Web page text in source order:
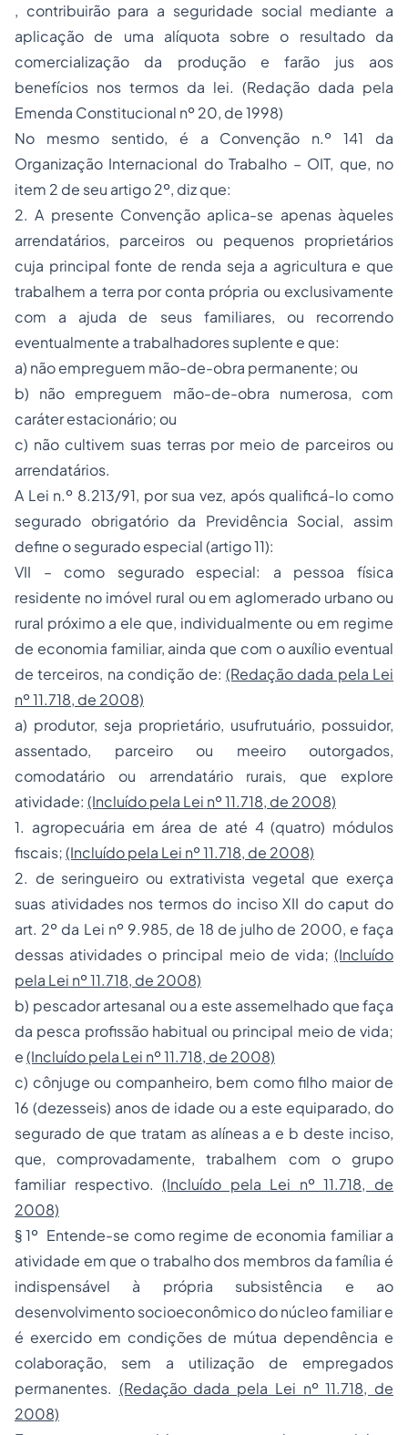
, contribuirão para a seguridade social mediante a
aplicação de uma alíquota sobre o resultado da
comercialização da produção e farão jus aos
benefícios nos termos da lei. (Redação dada pela
Emenda Constitucional nº 20, de 1998)
No mesmo sentido, é a Convenção n.º 141 da
Organização Internacional do Trabalho – OIT, que, no
item 2 de seu artigo 2º, diz que:
2. A presente Convenção aplica-se apenas àqueles
arrendatários, parceiros ou pequenos proprietários
cuja principal fonte de renda seja a agricultura e que
trabalhem a terra por conta própria ou exclusivamente
com a ajuda de seus familiares, ou recorrendo
eventualmente a trabalhadores suplente e que:
a) não empreguem mão-de-obra permanente; ou
b) não empreguem mão-de-obra numerosa, com
caráter estacionário; ou
c) não cultivem suas terras por meio de parceiros ou
arrendatários.
A Lei n.º 8.213/91, por sua vez, após qualificá-lo como
segurado obrigatório da Previdência Social, assim
define o segurado especial (artigo 11):
VII – como segurado especial: a pessoa física
residente no imóvel rural ou em aglomerado urbano ou
rural próximo a ele que, individualmente ou em regime
de economia familiar, ainda que com o auxílio eventual
de terceiros, na condição de: (Redação dada pela Lei
nº 11.718, de 2008)
a) produtor, seja proprietário, usufrutuário, possuidor,
assentado, parceiro ou meeiro outorgados,
comodatário ou arrendatário rurais, que explore
atividade: (Incluído pela Lei nº 11.718, de 2008)
1. agropecuária em área de até 4 (quatro) módulos
fiscais;(Incluído pela Lei nº 11.718, de 2008)
2. de seringueiro ou extrativista vegetal que exerça
suas atividades nos termos do inciso XII do caput do
art. 2º da Lei nº 9.985, de 18 de julho de 2000, e faça
dessas atividades o principal meio de vida; (Incluído
pela Lei nº 11.718, de 2008)
b) pescador artesanal ou a este assemelhado que faça
da pesca profissão habitual ou principal meio de vida;
e(Incluído pela Lei nº 11.718, de 2008)
c) cônjuge ou companheiro, bem como filho maior de
16 (dezesseis) anos de idade ou a este equiparado, do
segurado de que tratam as alíneas a e b deste inciso,
que, comprovadamente, trabalhem com o grupo
familiar respectivo.(Incluído pela Lei nº 11.718, de
2008)
§ 1º Entende-se como regime de economia familiar a
atividade em que o trabalho dos membros da família é
indispensável à própria subsistência e ao
desenvolvimento socioeconômico do núcleo familiar e
é exercido em condições de mútua dependência e
colaboração, sem a utilização de empregados
permanentes. (Redação dada pela Lei nº 11.718, de
2008)